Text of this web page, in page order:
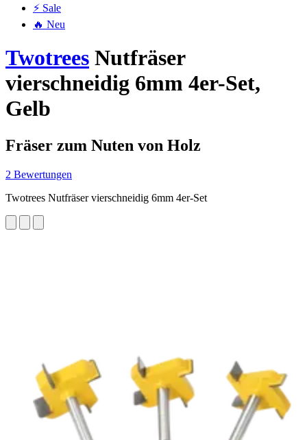
⚡ Sale
🔥 Neu
Twotrees Nutfräser
vierschneidig 6mm 4er-Set,
Gelb
Fräser zum Nuten von Holz
2 Bewertungen
Twotrees Nutfräser vierschneidig 6mm 4er-Set